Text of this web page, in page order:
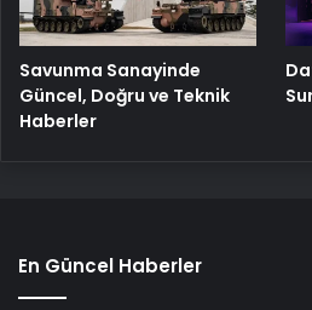
Savunma Sanayinde
Güncel, Doğru ve Teknik
Haberler
En Güncel Haberler